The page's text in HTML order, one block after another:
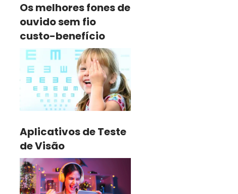
Os melhores fones de
ouvido sem fio
custo-benefício
Aplicativos de Teste
de Visão